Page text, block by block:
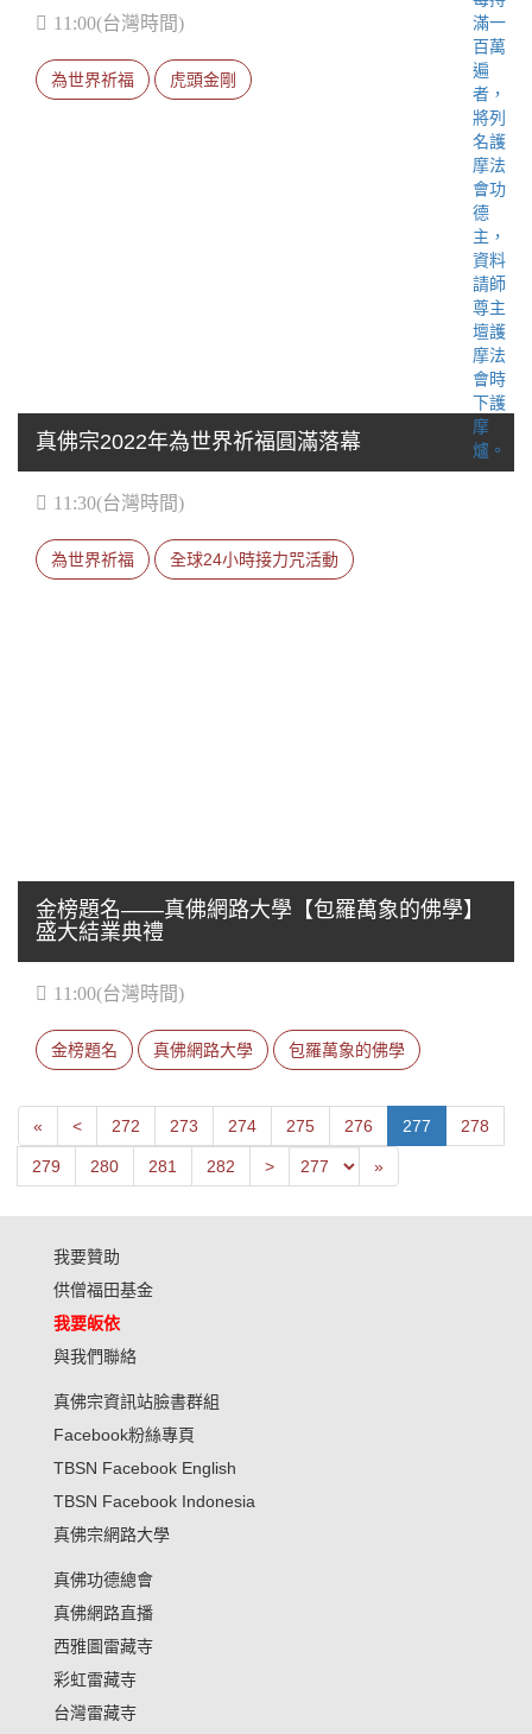
11:00(台灣時間)
為世界祈福 虎頭金剛
真佛宗2022年為世界祈福圓滿落幕
11:30(台灣時間)
為世界祈福 全球24小時接力咒活動
金榜題名——真佛網路大學【包羅萬象的佛學】
盛大結業典禮
11:00(台灣時間)
金榜題名 真佛網路大學 包羅萬象的佛學
« First<Next272 273 274 275 276 277 278
279 280 281 282 >Previous »Last
我要贊助
供僧福田基金
我要皈依
與我們聯絡
真佛宗資訊站臉書群組
Facebook粉絲專頁
TBSN Facebook English
TBSN Facebook Indonesia
真佛宗網路大學
真佛功德總會
真佛網路直播
西雅圖雷藏寺
彩虹雷藏寺
台灣雷藏寺